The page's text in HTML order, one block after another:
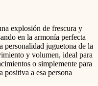
explosión de frescura y
en la armonía perfecta
personalidad juguetona de la
y volumen, ideal para
o simplemente para
positiva a esa persona